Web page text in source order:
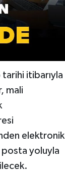
itibarıyla
mali
elektronik
yoluyla